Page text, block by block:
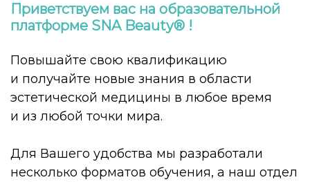
Приветствуем вас на образовательной
платформе SNA Beauty® !
Повышайте свою квалификацию
и получайте новые знания в области
эстетической медицины в любое время
и из любой точки мира.
Для Вашего удобства мы разработали
несколько форматов обучения, а наш отдел